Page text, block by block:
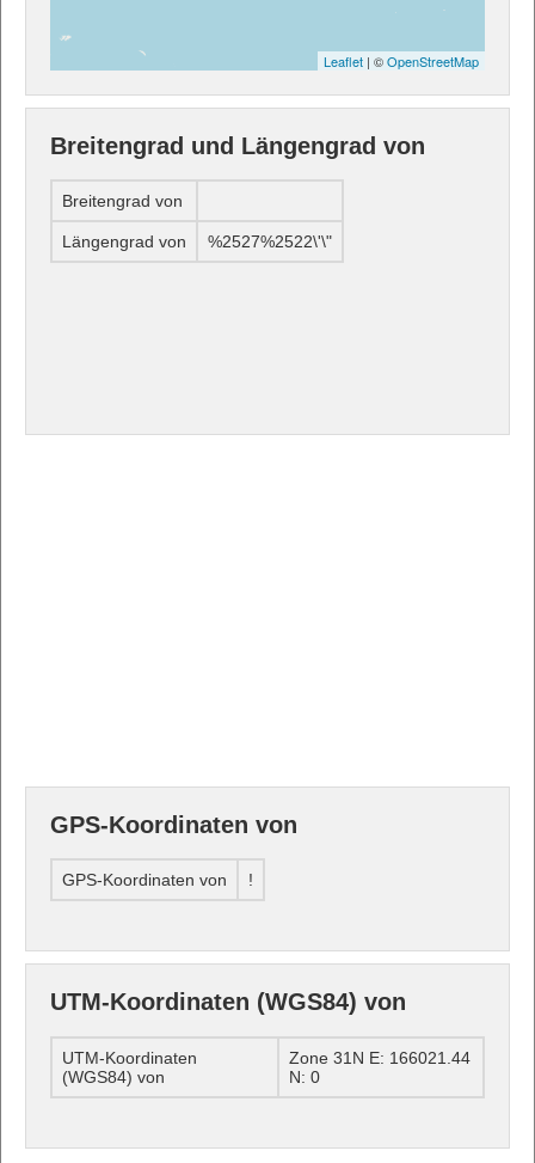
Leaflet | ©OpenStreetMap
Breitengrad und Längengrad von
Breitengrad von
Längengrad von %2527%2522\'\"
GPS-Koordinaten von
GPS-Koordinaten von !
UTM-Koordinaten (WGS84) von
UTM-Koordinaten
(WGS84) von
Zone 31N E: 166021.44
N: 0